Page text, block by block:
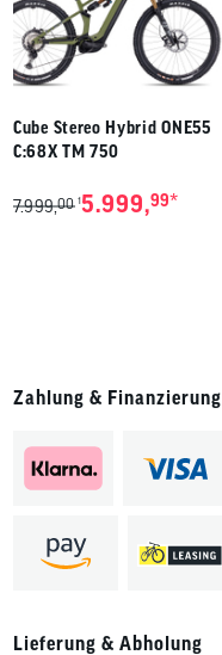
Cube Stereo Hybrid ONE55
C:68X TM 750
7.999,00 15.999,99*
Zahlung & Finanzierung
Lieferung & Abholung